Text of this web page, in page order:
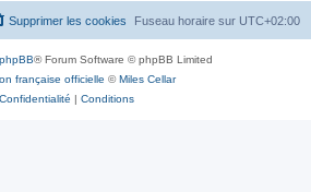
Fuseau horaire sur UTC+02:00
Supprimer les cookies
phpBB® Forum Software © phpBB Limited
française officielle ©Miles Cellar
Confidentialité | Conditions